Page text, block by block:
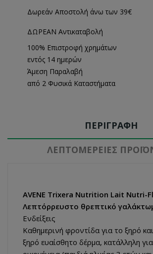
Δωρεάν Αποστολή άνω των 39€
ΔΩΡΕΑΝ Αντικαταβολή
100% Επιστροφή χρημάτων
εντός 14 ημερών
Άμεση Παραλαβή
από 2 Φυσικά Καταστήματα
ΠΕΡΙΓΡΑΦΉ
ΛΕΠΤΟΜΈΡΕΙΕΣ
AVENE Trixera Nutrition Lait Nutri-
Λεπτόρρευστο θρεπτικό
Ενδείξεις
Καθημερινή φροντίδα για το ξηρό
ξηρό ευαίσθητο δέρμα, κατάλληλη